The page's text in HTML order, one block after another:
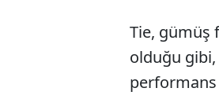
Tie, gümüş
olduğu